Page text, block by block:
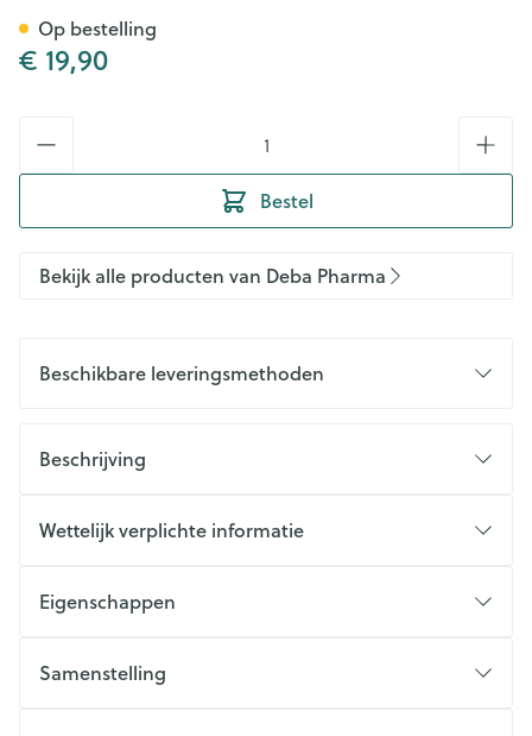
€ 19,90
Bestel
Op bestelling
Bekijk alle producten van Deba Pharma
Beschikbare leveringsmethoden
Beschrijving
Wettelijk verplichte informatie
Eigenschappen
Samenstelling